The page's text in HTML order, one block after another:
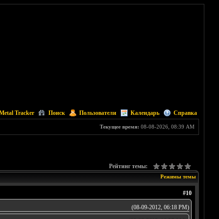
Tracker Поиск Пользователи Календарь Справка
Текущее время: 08-08-2026, 08:39 AM
Рейтинг темы:
Режимы темы
#10
(08-09-2012, 06:18 PM)